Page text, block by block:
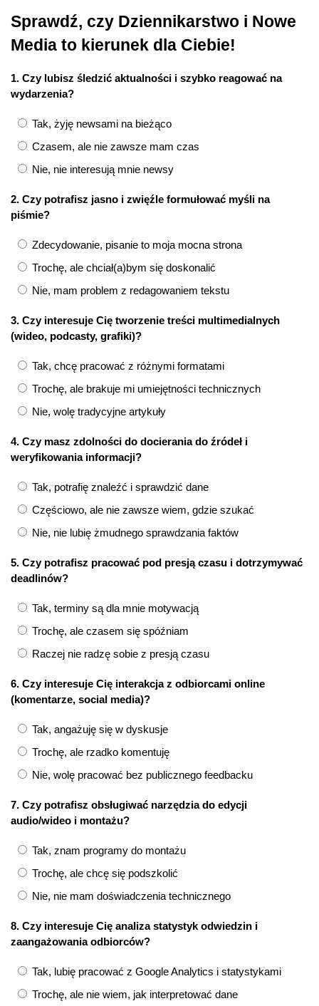
Sprawdź, czy Dziennikarstwo i Nowe
Media to kierunek dla Ciebie!
1. Czy lubisz śledzić aktualności i szybko reagować na
wydarzenia?
Tak, żyję newsami na bieżąco
Czasem, ale nie zawsze mam czas
Nie, nie interesują mnie newsy
2. Czy potrafisz jasno i zwięźle formułować myśli na
piśmie?
Zdecydowanie, pisanie to moja mocna strona
Trochę, ale chciał(a)bym się doskonalić
Nie, mam problem z redagowaniem tekstu
3. Czy interesuje Cię tworzenie treści multimedialnych
(wideo, podcasty, grafiki)?
Tak, chcę pracować z różnymi formatami
Trochę, ale brakuje mi umiejętności technicznych
Nie, wolę tradycyjne artykuły
4. Czy masz zdolności do docierania do źródeł i
weryfikowania informacji?
Tak, potrafię znaleźć i sprawdzić dane
Częściowo, ale nie zawsze wiem, gdzie szukać
Nie, nie lubię żmudnego sprawdzania faktów
5. Czy potrafisz pracować pod presją czasu i dotrzymywać
deadlinów?
Tak, terminy są dla mnie motywacją
Trochę, ale czasem się spóźniam
Raczej nie radzę sobie z presją czasu
6. Czy interesuje Cię interakcja z odbiorcami online
(komentarze, social media)?
Tak, angażuję się w dyskusje
Trochę, ale rzadko komentuję
Nie, wolę pracować bez publicznego feedbacku
7. Czy potrafisz obsługiwać narzędzia do edycji
audio/wideo i montażu?
Tak, znam programy do montażu
Trochę, ale chcę się podszkolić
Nie, nie mam doświadczenia technicznego
8. Czy interesuje Cię analiza statystyk odwiedzin i
zaangażowania odbiorców?
Tak, lubię pracować z Google Analytics i statystykami
Trochę, ale nie wiem, jak interpretować dane